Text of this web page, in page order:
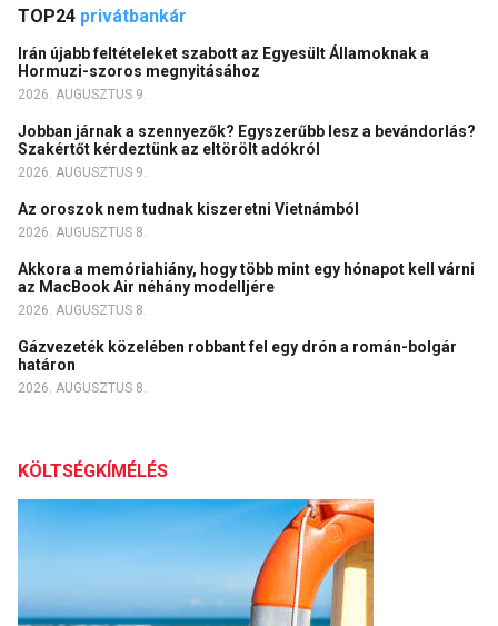
TOP24 privátbankár
Irán újabb feltételeket szabott az Egyesült Államoknak a
Hormuzi-szoros megnyitásához
2026. AUGUSZTUS 9.
Jobban járnak a szennyezők? Egyszerűbb lesz a bevándorlás?
Szakértőt kérdeztünk az eltörölt adókról
2026. AUGUSZTUS 9.
Az oroszok nem tudnak kiszeretni Vietnámból
2026. AUGUSZTUS 8.
Akkora a memóriahiány, hogy több mint egy hónapot kell várni
az MacBook Air néhány modelljére
2026. AUGUSZTUS 8.
Gázvezeték közelében robbant fel egy drón a román-bolgár
határon
2026. AUGUSZTUS 8.
KÖLTSÉGKÍMÉLÉS